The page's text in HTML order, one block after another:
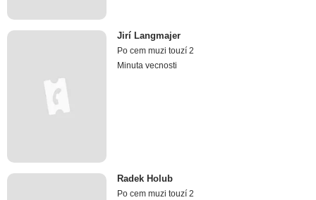
Jirí Langmajer
Po cem muzi touzí 2
Minuta vecnosti
Radek Holub
Po cem muzi touzí 2